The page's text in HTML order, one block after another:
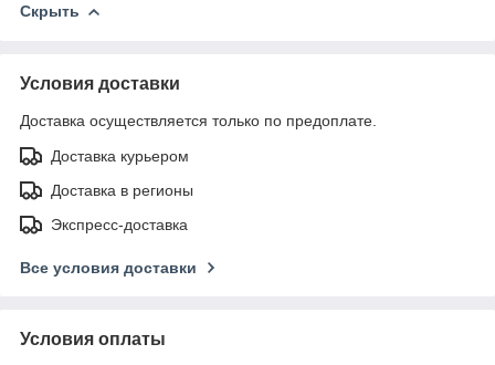
Скрыть
Условия доставки
Доставка осуществляется только по предоплате.
Доставка курьером
Доставка в регионы
Экспресс-доставка
Все условия доставки
Условия оплаты